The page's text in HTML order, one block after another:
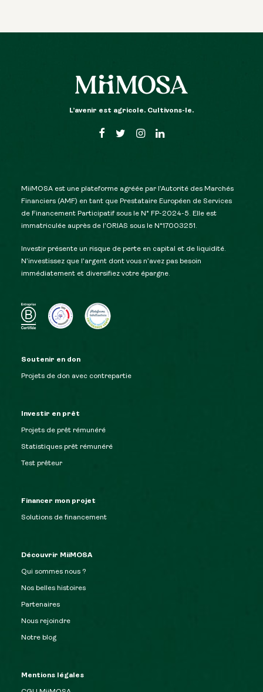
L’avenir est agricole. Cultivons-le.
MiiMOSA est une plateforme agréée par l’Autorité des Marchés
Financiers (AMF) en tant que Prestataire Européen de Services
de Financement Participatif sous le N° FP-2024-5. Elle est
immatriculée auprès de l’ORIAS sous le N°17003251.
Investir présente un risque de perte en capital et de liquidité.
N’investissez que l’argent dont vous n’avez pas besoin
immédiatement et diversifiez votre épargne.
Soutenir en don
Projets de don avec contrepartie
Investir en prêt
Projets de prêt rémunéré
Statistiques prêt rémunéré
Test prêteur
Financer mon projet
Solutions de financement
Découvrir MiiMOSA
Qui sommes nous ?
Nos belles histoires
Partenaires
Nous rejoindre
Notre blog
Mentions légales